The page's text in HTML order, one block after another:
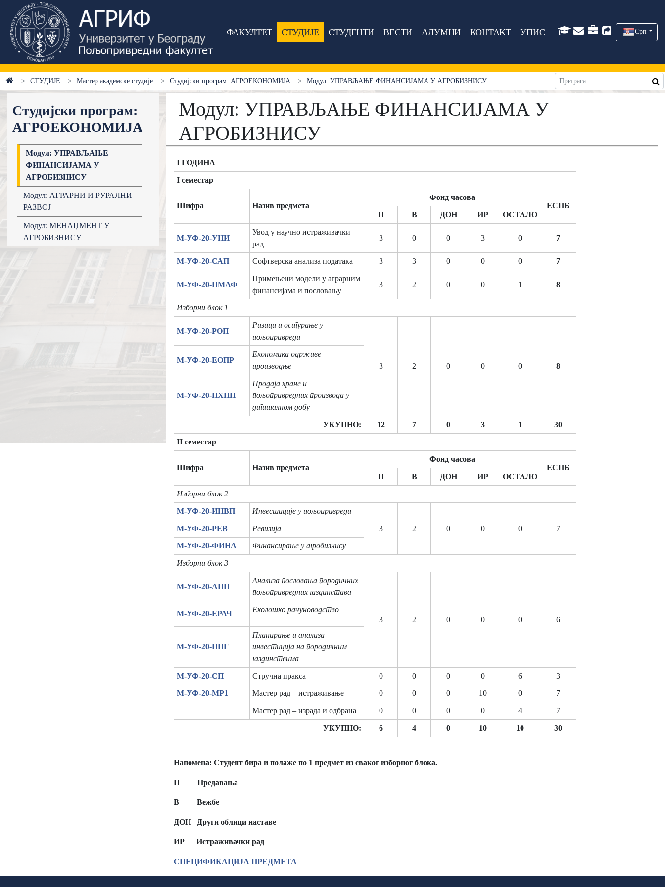
ФАКУЛТЕТ СТУДИЈЕ СТУДЕНТИ ВЕСТИ АЛУМНИ КОНТАКТ УПИС Срп
СТУДИЈЕ Мастер академске студије Студијски програм: АГРОЕКОНОМИЈА Модул: УПРАВЉАЊЕ ФИНАНСИЈАМА У АГРОБИЗНИСУ
Студијски програм:
АГРОЕКОНОМИЈА
Модул: УПРАВЉАЊЕ
ФИНАНСИЈАМА У
АГРОБИЗНИСУ
Модул: АГРАРНИ И РУРАЛНИ
РАЗВОЈ
Модул: МЕНАЏМЕНТ У
АГРОБИЗНИСУ
Модул: УПРАВЉАЊЕ ФИНАНСИЈАМА У
АГРОБИЗНИСУ
I ГОДИНА
I семестар
Шифра Назив предмета
Фонд часова
ЕСПБ
П
В ДОН ИР ОСТАЛО
М-УФ-20-УНИ
Увод у научно истраживачки
рад
3 0 0 3 0 7
М-УФ-20-САП Софтверска анализа података 3 3 0 0 0 7
М-УФ-20-ПМАФ
Примењени модели у аграрним
финансијама и пословању
3 2 0 0 1 8
Изборни блок 1
М-УФ-20-РОП
Ризици и осигурање у
пољопривреди
3 2 0 0 0 8
М-УФ-20-ЕОПР
Економика одрживе
производње
М-УФ-20-ПХПП
Продаја хране и
пољопривредних производа у
дигиталном добу
УКУПНО: 12 7 0 3 1 30
II семестар
Шифра Назив предмета
Фонд часова
ЕСПБ
П
В ДОН ИР ОСТАЛО
Изборни блок 2
М-УФ-20-ИНВП Инвестиције у пољопривреди
3 2 0 0 0 7
М-УФ-20-РЕВ Ревизија
М-УФ-20-ФИНА Финансирање у агробизнису
Изборни блок 3
М-УФ-20-АПП
Анализа пословања породичних
пољопривредних газдинстава
3 2 0 0 0 6
М-УФ-20-ЕРАЧ Еколошко рачуноводство
М-УФ-20-ППГ
Планирање и анализа
инвестиција на породичним
газдинствима
М-УФ-20-СП Стручна пракса 0 0 0 0 6 3
М-УФ-20-МР1 Мастер рад – истраживање 0 0 0 10 0 7
Мастер рад – израда и одбрана 0 0 0 0 4 7
УКУПНО: 6 4 0 10 10 30
Напомена: Студент бира и полаже по 1 предмет из сваког изборног блока.
П Предавања
В Вежбе
ДОН Други облици наставе
ИР Истраживачки рад
СПЕЦИФИКАЦИЈА ПРЕДМЕТА